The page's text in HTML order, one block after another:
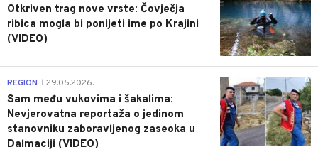
Otkriven trag nove vrste: Čovječja
ribica mogla bi ponijeti ime po Krajini
(VIDEO)
0
REGION 29.05.2026.
Sam među vukovima i šakalima:
Nevjerovatna reportaža o jedinom
stanovniku zaboravljenog zaseoka u
Dalmaciji (VIDEO)